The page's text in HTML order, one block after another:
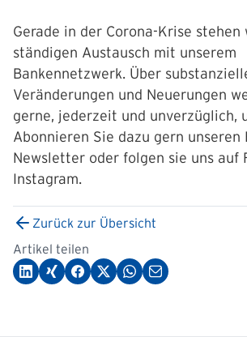
Gerade in der Corona-Krise stehen
ständigen Austausch mit unserem
Bankennetzwerk. Über
Veränderungen und Neuerungen
gerne, jederzeit und unverzüglich,
Abonnieren Sie dazu gern unseren
Newsletter oder folgen sie uns auf
Instagram.
Zurück zur Übersicht
Artikel teilen